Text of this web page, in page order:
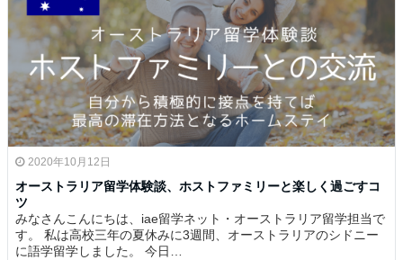
2020年10月12日
オーストラリア留学体験談、ホストファミリーと楽しく過ごすコ
ツ
みなさんこんにちは、iae留学ネット・オーストラリア留学担当で
す。 私は高校三年の夏休みに3週間、オーストラリアのシドニー
に語学留学しました。 今日…